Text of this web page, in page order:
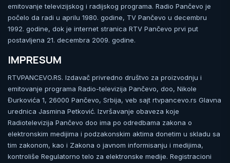
emitovanje televizijskog i radijskog programa. Radio Pančevo je
počelo da radi u aprilu 1980. godine, TV Pančevo u decembru
1992. godine, dok je internet stranica RTV Pančevo prvi put
postavljena 21. decembra 2009. godine.
IMPRESUM
RTVPANCEVO.RS. Izdavač privredno društvo za proizvodnju i
emitovanje programa Radio-televizija Pančevo, doo, Nikole
Đurkovića 1, 26000 Pančevo, Srbija, veb sajt rtvpancevo.rs Glavna
urednica Jasmina Petković. Izvršavanje obaveza koje
Radiotelevizija Pančevo doo ima po odredbama zakona o
elektronskim medijima i podzakonskim aktima donetim u skladu sa
tim zakonom, kao i Zakona o javnom informisanju i medijima,
kontroliše Regulatorno telo za elektronske medije. Registracioni